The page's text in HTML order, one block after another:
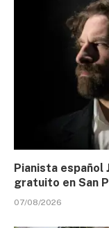
Pianista
gratuito en San
07/08/2026